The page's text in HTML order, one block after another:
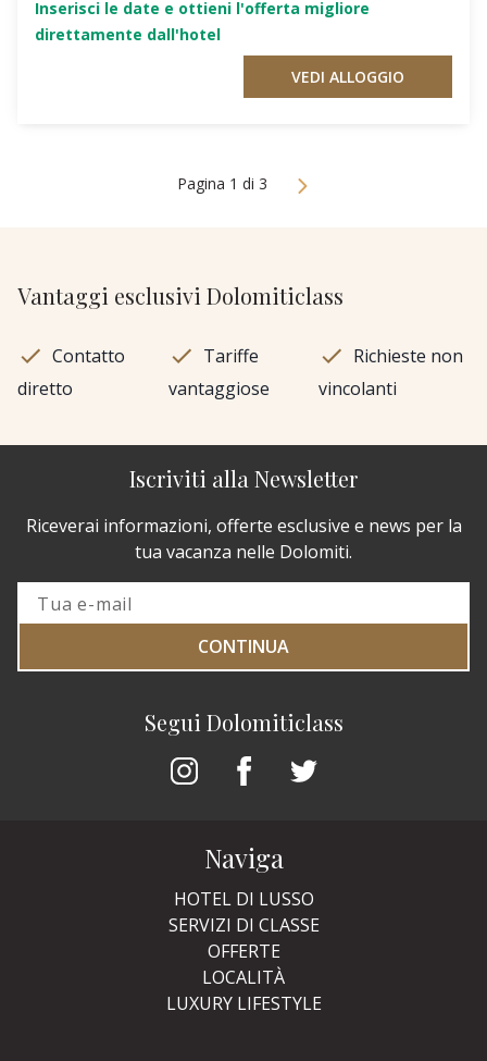
Inserisci le date e ottieni l'offerta migliore
direttamente dall'hotel
VEDI ALLOGGIO
Pagina 1 di 3
Vantaggi esclusivi Dolomiticlass
Contatto
diretto
Tariffe
vantaggiose
Richieste non
vincolanti
Segui Dolomiticlass
Iscriviti alla Newsletter
Riceverai informazioni, offerte esclusive e news per la
tua vacanza nelle Dolomiti.
CONTINUA
Naviga
HOTEL DI LUSSO
SERVIZI DI CLASSE
OFFERTE
LOCALITÀ
LUXURY LIFESTYLE